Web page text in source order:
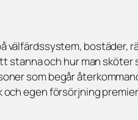
välfärdssystem, bostäder,
stanna och hur man sköter
som begår
egen försörjning